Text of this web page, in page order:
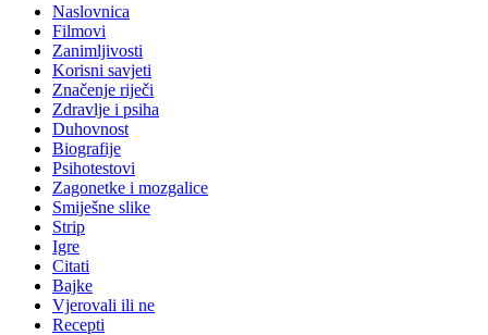
Naslovnica
Filmovi
Zanimljivosti
Korisni savjeti
Značenje riječi
Zdravlje i psiha
Duhovnost
Biografije
Psihotestovi
Zagonetke i mozgalice
Smiješne slike
Strip
Igre
Citati
Bajke
Vjerovali ili ne
Recepti